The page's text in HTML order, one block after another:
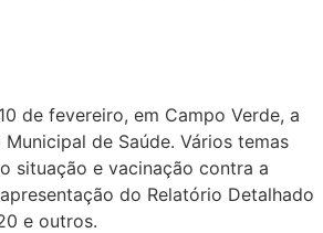
de fevereiro, em Campo Verde, a
de Saúde. Vários temas
situação e vacinação contra a
do Relatório Detalhado
e outros.